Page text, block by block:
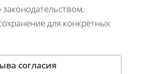
для конкретных
согласия